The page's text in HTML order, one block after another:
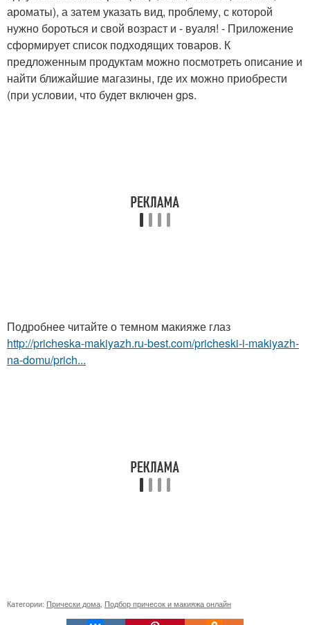
ароматы), а затем указать вид, проблему, с которой
нужно бороться и свой возраст и - вуаля! - Приложение
сформирует список подходящих товаров. К
предложенным продуктам можно посмотреть описание и
найти ближайшие магазины, где их можно приобрести
(при условии, что будет включен gps.
Подробнее читайте о темном макияже глаз
http://pricheska-makiyazh.ru-best.com/pricheski-i-makiyazh-
na-domu/prich...
Категории: Прически дома Подбор причесок и макияжа онлайн